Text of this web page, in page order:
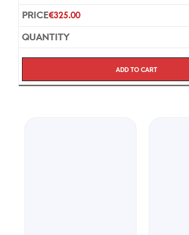
€325.00
Add to cart